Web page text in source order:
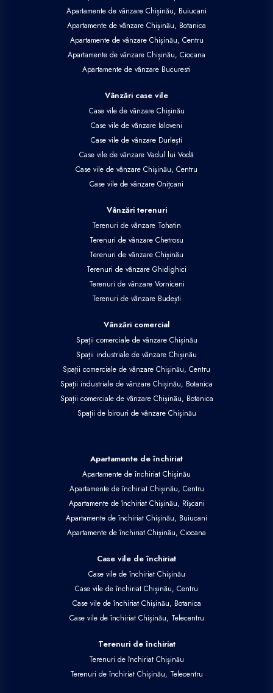
Apartamente de vânzare Chișinău, Buiucani
Apartamente de vânzare Chișinău, Botanica
Apartamente de vânzare Chișinău, Centru
Apartamente de vânzare Chișinău, Ciocana
Apartamente de vânzare Bucuresti
Vânzări case vile
Case vile de vânzare Chișinău
Case vile de vânzare Ialoveni
Case vile de vânzare Durlești
Case vile de vânzare Vadul lui Vodă
Case vile de vânzare Chișinău, Centru
Case vile de vânzare Onițcani
Vânzări terenuri
Terenuri de vânzare Tohatin
Terenuri de vânzare Chetrosu
Terenuri de vânzare Chișinău
Terenuri de vânzare Ghidighici
Terenuri de vânzare Vorniceni
Terenuri de vânzare Budești
Vânzări comercial
Spații comerciale de vânzare Chișinău
Spații industriale de vânzare Chișinău
Spații comerciale de vânzare Chișinău, Centru
Spații industriale de vânzare Chișinău, Botanica
Spații comerciale de vânzare Chișinău, Botanica
Spații de birouri de vânzare Chișinău
Apartamente de închiriat
Apartamente de închiriat Chișinău
Apartamente de închiriat Chișinău, Centru
Apartamente de închiriat Chișinău, Rîșcani
Apartamente de închiriat Chișinău, Buiucani
Apartamente de închiriat Chișinău, Ciocana
Case vile de închiriat
Case vile de închiriat Chișinău
Case vile de închiriat Chișinău, Centru
Case vile de închiriat Chișinău, Botanica
Case vile de închiriat Chișinău, Telecentru
Terenuri de închiriat
Terenuri de închiriat Chișinău
Terenuri de închiriat Chișinău, Telecentru